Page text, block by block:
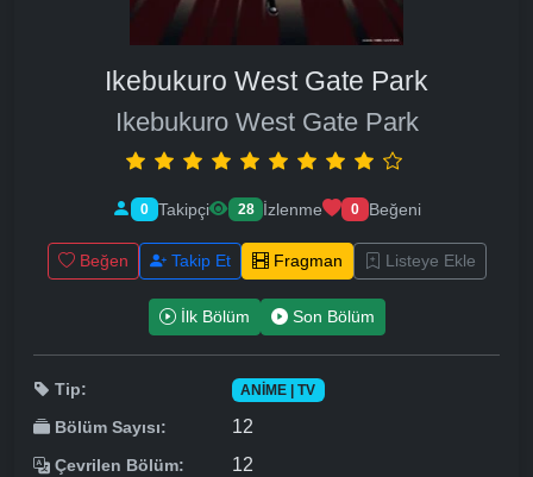
Ikebukuro West Gate Park
Ikebukuro West Gate Park
0 Takipçi 28 İzlenme 0 Beğeni
Beğen Takip Et Fragman Listeye Ekle
İlk Bölüm Son Bölüm
Tip: ANIME | TV
Bölüm Sayısı: 12
Çevrilen Bölüm: 12